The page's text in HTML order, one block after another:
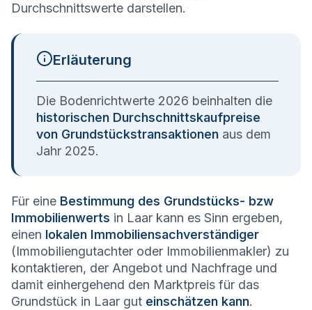
Durchschnittswerte darstellen.
Erläuterung
Die Bodenrichtwerte 2026 beinhalten die
historischen Durchschnittskaufpreise
von Grundstückstransaktionen aus dem
Jahr 2025.
Für eine Bestimmung des Grundstücks- bzw
Immobilienwerts in Laar kann es Sinn ergeben,
einen lokalen Immobiliensachverständiger
(Immobiliengutachter oder Immobilienmakler) zu
kontaktieren, der Angebot und Nachfrage und
damit einhergehend den Marktpreis für das
Grundstück in Laar gut einschätzen kann.